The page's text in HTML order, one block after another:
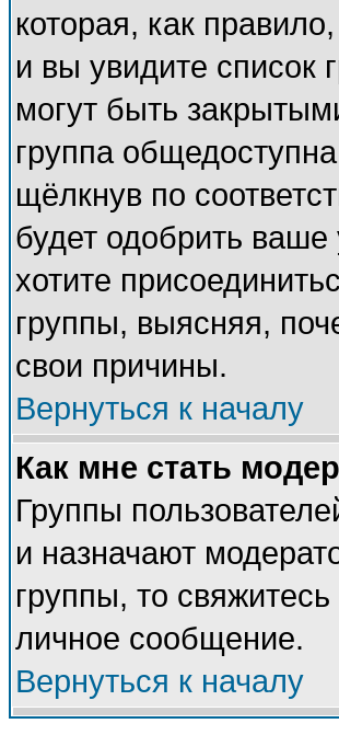
которая, как
и вы увидите список
могут быть
группа
щёлкнув по
будет одобрить
хотите
группы, выясняя,
свои причины.
Вернуться к началу
Как мне стать
Группы
и назначают
группы, то
личное сообщение.
Вернуться к началу